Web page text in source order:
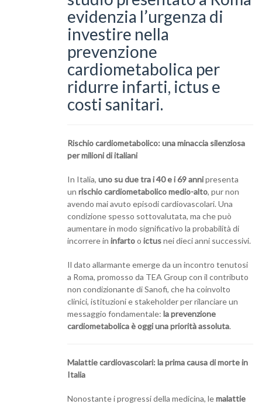
evidenzia l’urgenza di
investire nella
prevenzione
cardiometabolica per
ridurre infarti, ictus e
costi sanitari.
Rischio cardiometabolico: una minaccia silenziosa
per milioni di italiani
In Italia, uno su due tra i 40 e i 69 annipresenta
un rischio cardiometabolico medio-alto, pur non
avendo mai avuto episodi cardiovascolari. Una
condizione spesso sottovalutata, ma che può
aumentare in modo significativo la probabilità di
incorrere in infartoo ictusnei dieci anni successivi.
Il dato allarmante emerge da un incontro tenutosi
a Roma, promosso da TEA Group con il contributo
non condizionante di Sanofi, che ha coinvolto
clinici, istituzioni e stakeholder per rilanciare un
messaggio fondamentale: la prevenzione
cardiometabolica è oggi una priorità assoluta.
Malattie cardiovascolari: la prima causa di morte in
Italia
Nonostante i progressi della medicina, lemalattie